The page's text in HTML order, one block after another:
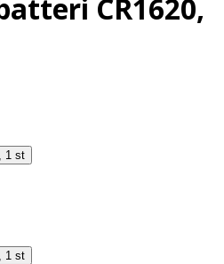
CR1620,
1 st
1 st